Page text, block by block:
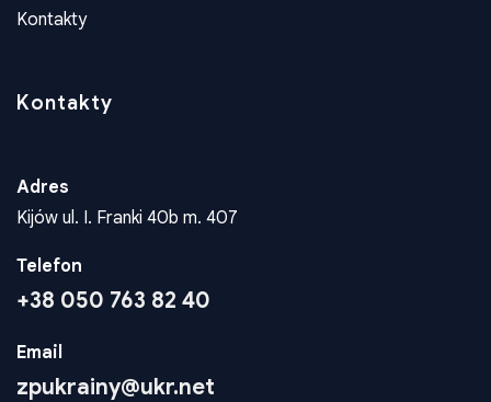
Kontakty
Kontakty
Adres
Kijów ul. I. Franki 40b m. 407
Telefon
+38 050 763 82 40
Email
zpukrainy@ukr.net